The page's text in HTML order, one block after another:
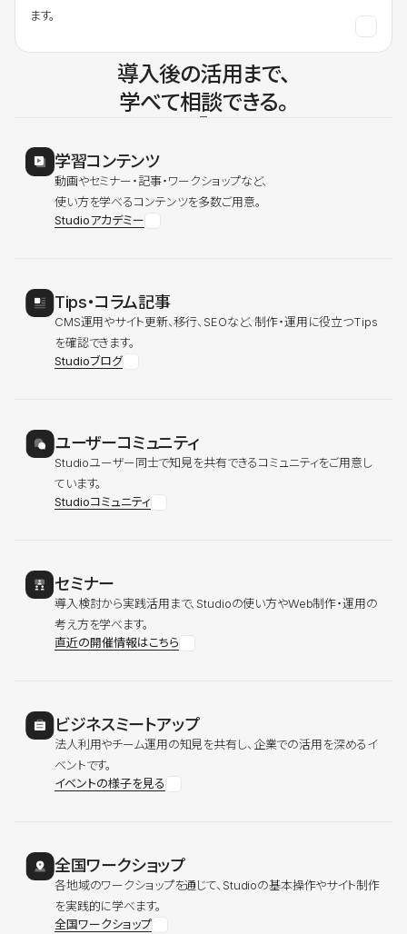
ます。
導入後の活用まで、
学べて相談できる。
学習コンテンツ
動画やセミナー・記事・ワークショップなど、
使い方を学べるコンテンツを多数ご用意。
Studioアカデミー
Tips・コラム記事
CMS運用やサイト更新、移行、SEOなど、制作・運用に役立つTips
を確認できます。
Studioブログ
ユーザーコミュニティ
Studioユーザー同士で知見を共有できるコミュニティをご用意し
ています。
Studioコミュニティ
セミナー
導入検討から実践活用まで、Studioの使い方やWeb制作・運用の
考え方を学べます。
直近の開催情報はこちら
ビジネスミートアップ
法人利用やチーム運用の知見を共有し、企業での活用を深めるイ
ベントです。
イベントの様子を見る
全国ワークショップ
各地域のワークショップを通じて、Studioの基本操作やサイト制作
を実践的に学べます。
全国ワークショップ